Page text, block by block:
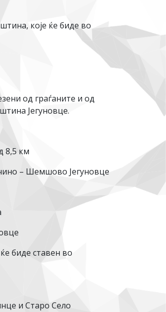
које ќе биде во
од граѓаните и од
Јегуновце.
8,5 км
– Шемшово Јегуновце
биде ставен во
и Старо Село